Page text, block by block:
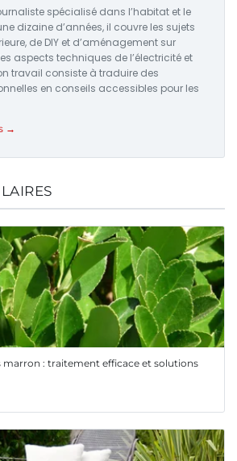
spécialisé dans l’habitat et le
dizaine d’années, il couvre les sujets
de DIY et d’aménagement sur
aspects techniques de l’électricité et
travail consiste à traduire des
en conseils accessibles pour les
→
marron : traitement efficace et solutions